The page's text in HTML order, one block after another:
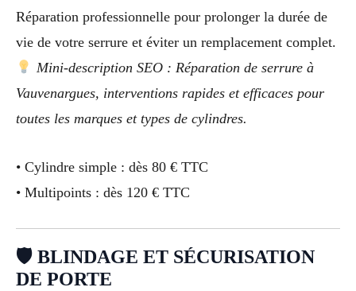
Réparation professionnelle pour prolonger la durée de
vie de votre serrure et éviter un remplacement complet.
Mini-description SEO : Réparation de serrure à
Vauvenargues, interventions rapides et efficaces pour
toutes les marques et types de cylindres.
• Cylindre simple : dès 80 € TTC
• Multipoints : dès 120 € TTC
🛡 BLINDAGE ET SÉCURISATION
DE PORTE